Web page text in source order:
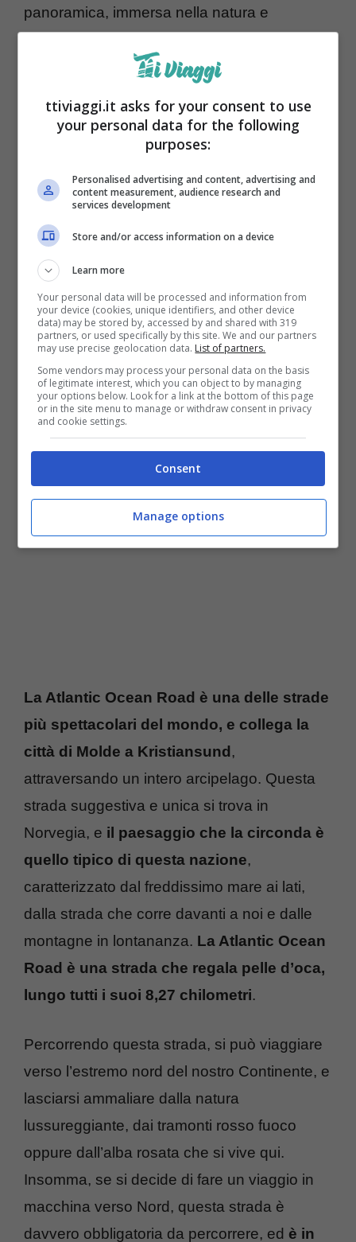
panoramica, immersa nella natura e
dell’entroterra, masolca il mare ed è
delle montagne. Sto parlando della Strada
Attraversare l’Atlantico in auto
La Atlantic Ocean Road è una delle strade
più spettacolari del mondo, e collega la
città di Molde a Kristiansund,
attraversando un intero arcipelago. Questa
strada suggestiva e unica si trova in
Norvegia, e il paesaggio che la circonda è
quello tipico di questa nazione,
caratterizzato dal freddissimo mare ai lati,
dalla strada che corre davanti a noi e dalle
montagne in lontananza. La Atlantic Ocean
Road è una strada che regala pelle d’oca,
lungo tutti i suoi 8,27 chilometri.
Percorrendo questa strada, si può viaggiare
verso l’estremo nord del nostro Continente, e
lasciarsi ammaliare dalla natura
lussureggiante, dai tramonti rosso fuoco
oppure dall’alba rosata che si vive qui.
Insomma, se si decide di fare un viaggio in
macchina verso Nord, questa strada è
davvero obbligatoria da percorrere, ed è in
ttiviaggi.it asks for your consent to use
your personal data for the following
purposes:
Personalised advertising and content, advertising and
content measurement, audience research and
services development
Store and/or access information on a device
Learn more
Your personal data will be processed and information from
your device (cookies, unique identifiers, and other device
data) may be stored by, accessed by and shared with 319
partners, or used specifically by this site. We and our partners
may use precise geolocation data. List of partners.
Some vendors may process your personal data on the basis
of legitimate interest, which you can object to by managing
your options below. Look for a link at the bottom of this page
or in the site menu to manage or withdraw consent in privacy
and cookie settings.
Consent
Manage options